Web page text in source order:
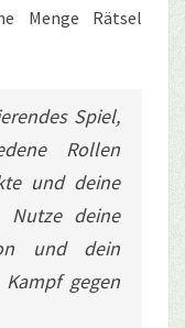
Menge Rätsel
Spiel,
Rollen
und deine
Nutze deine
und dein
gegen